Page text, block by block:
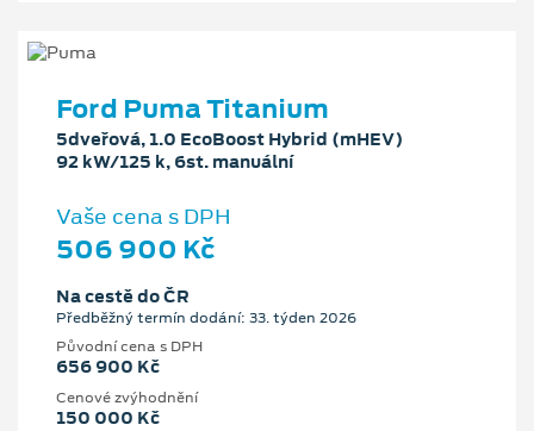
Ford Puma Titanium
5dveřová, 1.0 EcoBoost Hybrid (mHEV)
92 kW/125 k, 6st. manuální
Vaše cena s DPH
506 900 Kč
Na cestě do ČR
Předběžný termín dodání: 33. týden 2026
Původní cena s DPH
656 900 Kč
Cenové zvýhodnění
150 000 Kč